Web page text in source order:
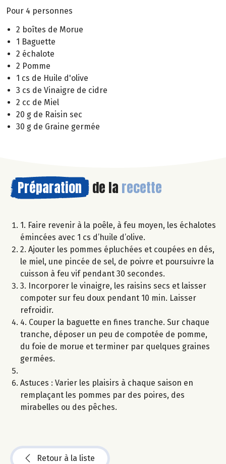
Pour 4 personnes
2 boîtes de Morue
1 Baguette
2 échalote
2 Pomme
1 cs de Huile d'olive
3 cs de Vinaigre de cidre
2 cc de Miel
20 g de Raisin sec
30 g de Graine germée
Préparation de la recette
1. Faire revenir à la poêle, à feu moyen, les échalotes
émincées avec 1 cs d’huile d’olive.
2. Ajouter les pommes épluchées et coupées en dés,
le miel, une pincée de sel, de poivre et poursuivre la
cuisson à feu vif pendant 30 secondes.
3. Incorporer le vinaigre, les raisins secs et laisser
compoter sur feu doux pendant 10 min. Laisser
refroidir.
4. Couper la baguette en fines tranche. Sur chaque
tranche, déposer un peu de compotée de pomme,
du foie de morue et terminer par quelques graines
germées.
Astuces : Varier les plaisirs à chaque saison en
remplaçant les pommes par des poires, des
mirabelles ou des pêches.
Retour à la liste